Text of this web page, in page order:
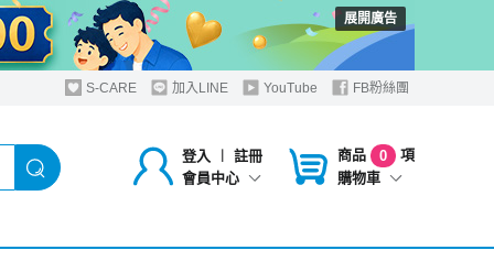
展開廣告
S-CARE 加入LINE YouTube FB粉絲團
登入 ︱
註冊
會員中心
商品 0
項
購物車